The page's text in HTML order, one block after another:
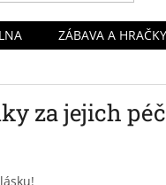
ZÁBAVA A HRAČKY
za jejich